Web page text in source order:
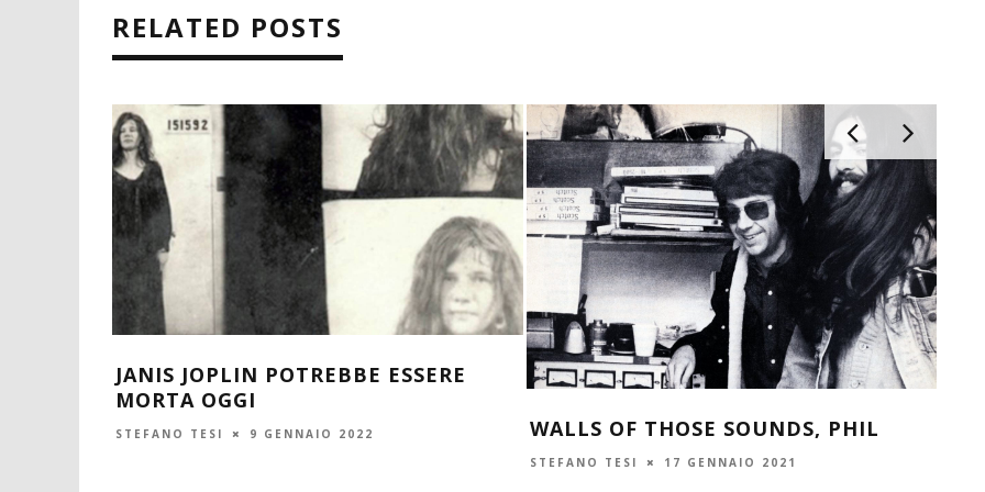
RELATED POSTS
JANIS JOPLIN POTREBBE ESSERE
MORTA OGGI
STEFANO TESI 9 GENNAIO 2022 WALLS OF THOSE SOUNDS, PHIL
STEFANO TESI 17 GENNAIO 2021